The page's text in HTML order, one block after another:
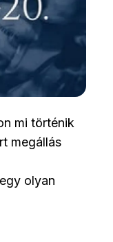
mi történik
megállás
olyan